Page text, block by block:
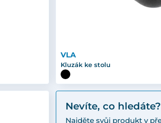
VLA
Kluzák ke stolu
Nevíte, co hledáte?
Najděte svůj produkt v